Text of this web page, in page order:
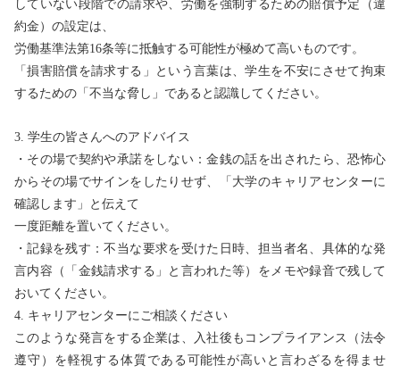
していない段階での請求や、労働を強制するための賠償予定（違
約金）の設定は、
労働基準法第16条等に抵触する可能性が極めて高いものです。
「損害賠償を請求する」という言葉は、学生を不安にさせて拘束
するための「不当な脅し」であると認識してください。
3. 学生の皆さんへのアドバイス
・その場で契約や承諾をしない：金銭の話を出されたら、恐怖心
からその場でサインをしたりせず、「大学のキャリアセンターに
確認します」と伝えて
一度距離を置いてください。
・記録を残す：不当な要求を受けた日時、担当者名、具体的な発
言内容（「金銭請求する」と言われた等）をメモや録音で残して
おいてください。
4. キャリアセンターにご相談ください
このような発言をする企業は、入社後もコンプライアンス（法令
遵守）を軽視する体質である可能性が高いと言わざるを得ませ